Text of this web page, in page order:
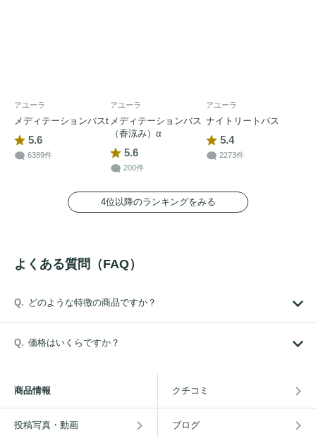
アユーラ
メディテーションバスt
5.6
6389件
アユーラ
メディテーションバス
（香涼み）α
5.6
200件
アユーラ
ナイトリートバス
5.4
2273件
4位以降のランキングをみる
よくある質問（FAQ）
どのような特徴の商品ですか？
価格はいくらですか？
商品情報 クチコミ
投稿写真・動画 ブログ